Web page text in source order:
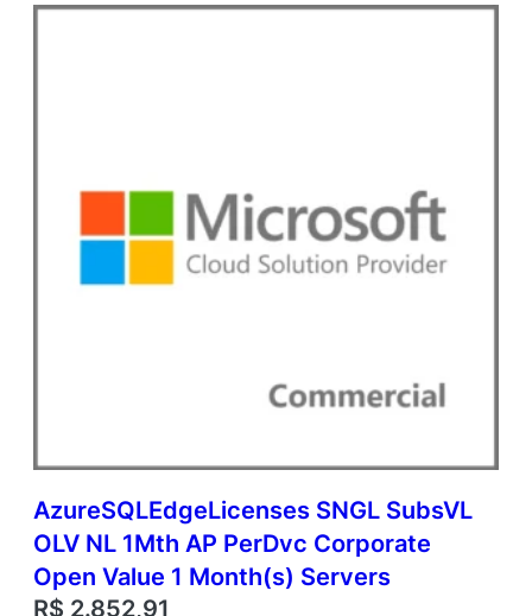
AzureSQLEdgeLicenses SNGL SubsVL
OLV NL 1Mth AP PerDvc Corporate
Open Value 1 Month(s) Servers
R$ 2.852,91